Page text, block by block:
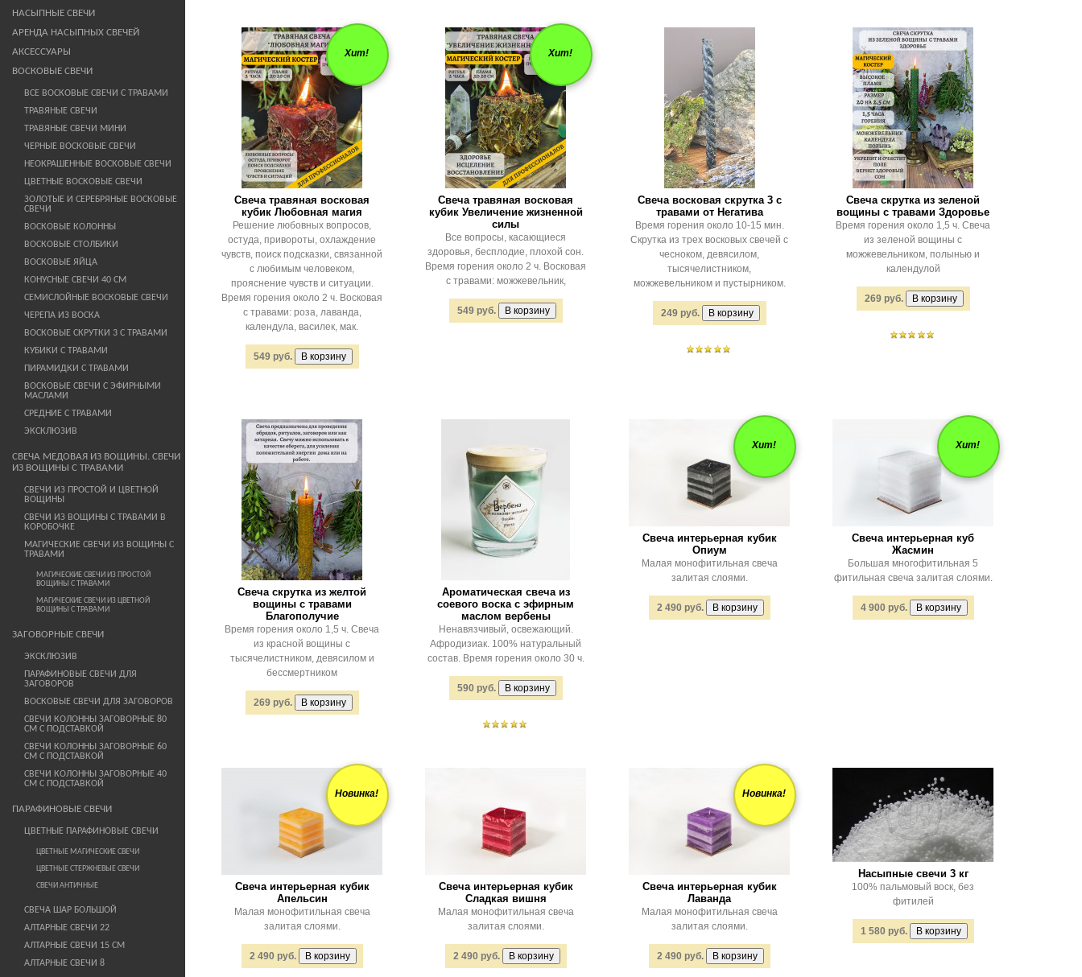
НАСЫПНЫЕ СВЕЧИ
АРЕНДА НАСЫПНЫХ СВЕЧЕЙ
АКСЕССУАРЫ
ВОСКОВЫЕ СВЕЧИ
ВСЕ ВОСКОВЫЕ СВЕЧИ С ТРАВАМИ
ТРАВЯНЫЕ СВЕЧИ
ТРАВЯНЫЕ СВЕЧИ МИНИ
ЧЕРНЫЕ ВОСКОВЫЕ СВЕЧИ
НЕОКРАШЕННЫЕ ВОСКОВЫЕ СВЕЧИ
ЦВЕТНЫЕ ВОСКОВЫЕ СВЕЧИ
ЗОЛОТЫЕ И СЕРЕБРЯНЫЕ ВОСКОВЫЕ
СВЕЧИ
ВОСКОВЫЕ КОЛОННЫ
ВОСКОВЫЕ СТОЛБИКИ
ВОСКОВЫЕ ЯЙЦА
КОНУСНЫЕ СВЕЧИ 40 СМ
СЕМИСЛОЙНЫЕ ВОСКОВЫЕ СВЕЧИ
ЧЕРЕПА ИЗ ВОСКА
ВОСКОВЫЕ СКРУТКИ 3 С ТРАВАМИ
КУБИКИ С ТРАВАМИ
ПИРАМИДКИ С ТРАВАМИ
ВОСКОВЫЕ СВЕЧИ С ЭФИРНЫМИ
МАСЛАМИ
СРЕДНИЕ С ТРАВАМИ
ЭКСКЛЮЗИВ
СВЕЧА МЕДОВАЯ ИЗ ВОЩИНЫ. СВЕЧИ
ИЗ ВОЩИНЫ С ТРАВАМИ
СВЕЧИ ИЗ ПРОСТОЙ И ЦВЕТНОЙ
ВОЩИНЫ
СВЕЧИ ИЗ ВОЩИНЫ С ТРАВАМИ В
КОРОБОЧКЕ
МАГИЧЕСКИЕ СВЕЧИ ИЗ ВОЩИНЫ С
ТРАВАМИ
МАГИЧЕСКИЕ СВЕЧИ ИЗ ПРОСТОЙ
ВОЩИНЫ С ТРАВАМИ
МАГИЧЕСКИЕ СВЕЧИ ИЗ ЦВЕТНОЙ
ВОЩИНЫ С ТРАВАМИ
ЗАГОВОРНЫЕ СВЕЧИ
ЭКСКЛЮЗИВ
ПАРАФИНОВЫЕ СВЕЧИ ДЛЯ
ЗАГОВОРОВ
ВОСКОВЫЕ СВЕЧИ ДЛЯ ЗАГОВОРОВ
СВЕЧИ КОЛОННЫ ЗАГОВОРНЫЕ 80
СМ С ПОДСТАВКОЙ
СВЕЧИ КОЛОННЫ ЗАГОВОРНЫЕ 60
СМ С ПОДСТАВКОЙ
СВЕЧИ КОЛОННЫ ЗАГОВОРНЫЕ 40
СМ С ПОДСТАВКОЙ
ПАРАФИНОВЫЕ СВЕЧИ
ЦВЕТНЫЕ ПАРАФИНОВЫЕ СВЕЧИ
ЦВЕТНЫЕ МАГИЧЕСКИЕ СВЕЧИ
ЦВЕТНЫЕ СТЕРЖНЕВЫЕ СВЕЧИ
СВЕЧИ АНТИЧНЫЕ
СВЕЧА ШАР БОЛЬШОЙ
АЛТАРНЫЕ СВЕЧИ 22
АЛТАРНЫЕ СВЕЧИ 15 СМ
АЛТАРНЫЕ СВЕЧИ 8
Хит!
Свеча травяная восковая
кубик Любовная магия
Решение любовных вопросов,
остуда, привороты, охлаждение
чувств, поиск подсказки, связанной
с любимым человеком,
прояснение чувств и ситуации.
Время горения около 2 ч. Восковая
с травами: роза, лаванда,
календула, василек, мак.
549 руб.
Хит!
Свеча травяная восковая
кубик Увеличение жизненной
силы
Все вопросы, касающиеся
здоровья, бесплодие, плохой сон.
Время горения около 2 ч. Восковая
с травами: можжевельник,
549 руб.
Свеча восковая скрутка 3 с
травами от Негатива
Время горения около 10-15 мин.
Скрутка из трех восковых свечей с
чесноком, девясилом,
тысячелистником,
можжевельником и пустырником.
249 руб.
Свеча скрутка из зеленой
вощины с травами Здоровье
Время горения около 1,5 ч. Свеча
из зеленой вощины с
можжевельником, полынью и
календулой
269 руб.
Свеча скрутка из желтой
вощины с травами
Благополучие
Время горения около 1,5 ч. Свеча
из красной вощины с
тысячелистником, девясилом и
бессмертником
269 руб.
Ароматическая свеча из
соевого воска с эфирным
маслом вербены
Ненавязчивый, освежающий.
Афродизиак. 100% натуральный
состав. Время горения около 30 ч.
590 руб.
Хит!
Свеча интерьерная кубик
Опиум
Малая монофитильная свеча
залитая слоями.
2 490 руб.
Хит!
Свеча интерьерная куб
Жасмин
Большая многофитильная 5
фитильная свеча залитая слоями.
4 900 руб.
Новинка!
Свеча интерьерная кубик
Апельсин
Малая монофитильная свеча
залитая слоями.
2 490 руб.
Свеча интерьерная кубик
Сладкая вишня
Малая монофитильная свеча
залитая слоями.
2 490 руб.
Новинка!
Свеча интерьерная кубик
Лаванда
Малая монофитильная свеча
залитая слоями.
2 490 руб.
Насыпные свечи 3 кг
100% пальмовый воск, без
фитилей
1 580 руб.